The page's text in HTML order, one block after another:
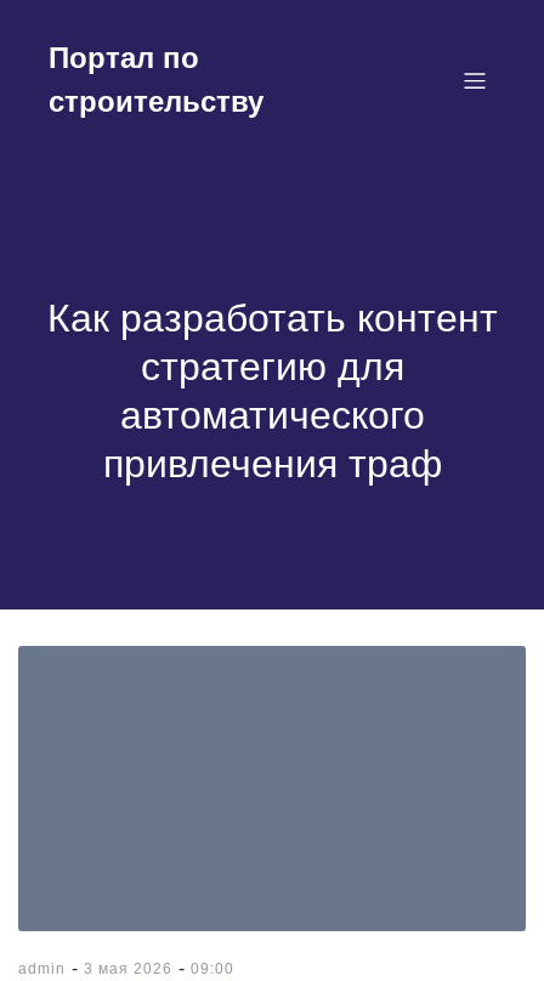
содержимому
Портал по
строительству
Как разработать контент
стратегию для
автоматического
привлечения траф
admin - 3 мая 2026 - 09:00